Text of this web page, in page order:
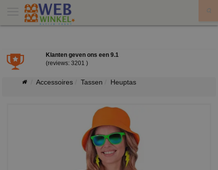
Klanten geven ons een 9.1
(reviews: 3201 )
Accessoires Tassen Heuptas